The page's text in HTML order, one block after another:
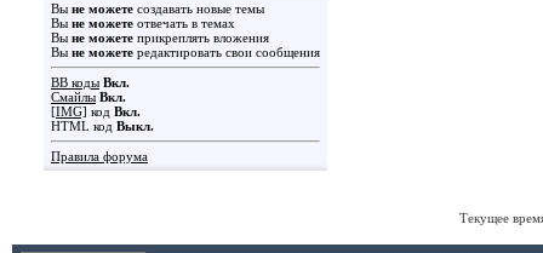
Вы не можете создавать новые темы
Вы не можете отвечать в темах
Вы не можете прикреплять вложения
Вы не можете редактировать свои сообщения
BB коды Вкл.
Смайлы Вкл.
[IMG] код Вкл.
HTML код Выкл.
Правила форума
Текущее